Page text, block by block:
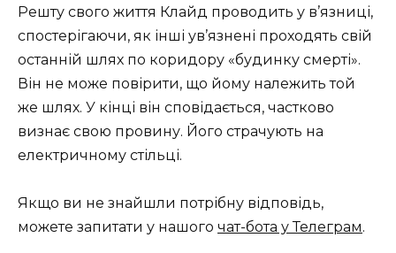
Решту свого життя Клайд проводить у в’язниці,
спостерігаючи, як інші ув’язнені проходять свій
останній шлях по коридору «будинку смерті».
Він не може повірити, що йому належить той
же шлях. У кінці він сповідається, частково
визнає свою провину. Його страчують на
електричному стільці.
Якщо ви не знайшли потрібну відповідь,
можете запитати у нашого чат-бота у Телеграм.